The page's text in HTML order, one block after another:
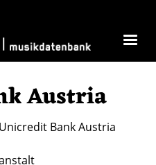
Austria
Unicredit Bank Austria